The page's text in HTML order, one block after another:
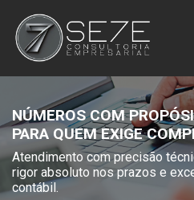
NÚMEROS COM
PARA QUEM EXIGE
Atendimento com precisão
rigor absoluto nos prazos e
contábil.